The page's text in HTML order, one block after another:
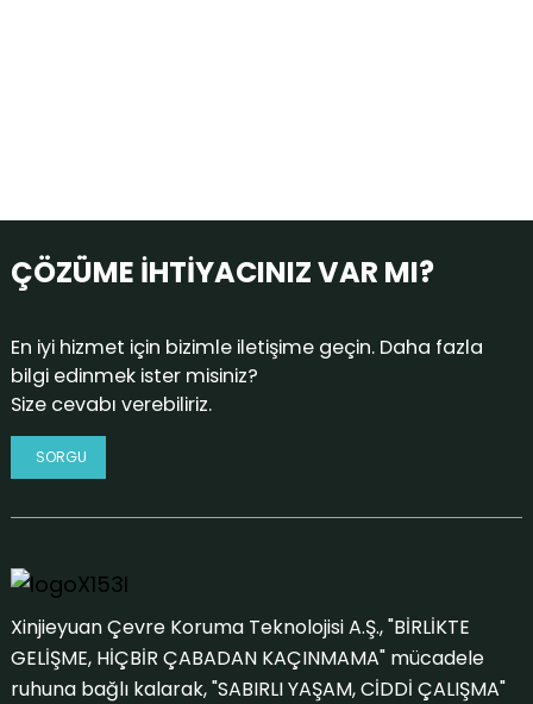
ÇÖZÜME İHTİYACINIZ VAR MI?
En iyi hizmet için bizimle iletişime geçin. Daha fazla
bilgi edinmek ister misiniz?
Size cevabı verebiliriz.
SORGU
Xinjieyuan Çevre Koruma Teknolojisi A.Ş., "BİRLİKTE
GELİŞME, HİÇBİR ÇABADAN KAÇINMAMA" mücadele
ruhuna bağlı kalarak, "SABIRLI YAŞAM, CİDDİ ÇALIŞMA"